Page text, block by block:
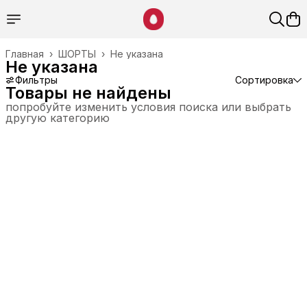
Не указана
ШОРТЫ ›
Главная ›
Не указана
Фильтры Сортировка
Товары не найдены
попробуйте изменить условия поиска или выбрать
другую категорию